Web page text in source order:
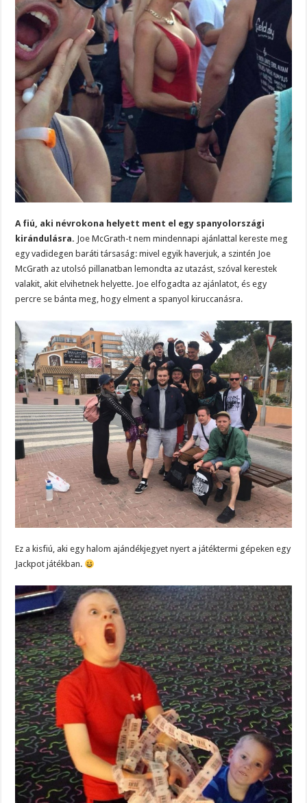
A fiú, aki névrokona helyett ment el egy spanyolországi
kirándulásra. Joe McGrath-t nem mindennapi ajánlattal kereste meg
egy vadidegen baráti társaság: mivel egyik haverjuk, a szintén Joe
McGrath az utolsó pillanatban lemondta az utazást, szóval kerestek
valakit, akit elvihetnek helyette. Joe elfogadta az ajánlatot, és egy
percre se bánta meg, hogy elment a spanyol kiruccanásra.
Ez a kisfiú, aki egy halom ajándékjegyet nyert a játéktermi gépeken egy
Jackpot játékban.